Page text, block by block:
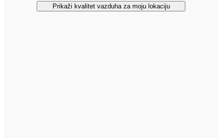
Prikaži kvalitet vazduha za moju lokaciju